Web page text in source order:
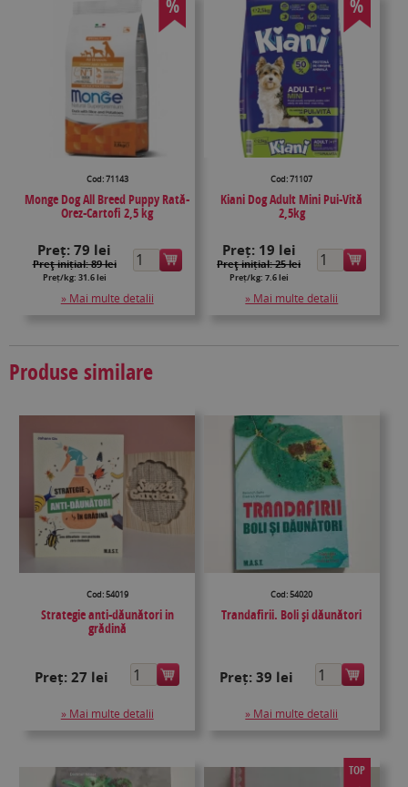
%
Cod: 71143
Monge Dog All Breed Puppy Rată-
Orez-Cartofi 2,5 kg
Preț:79 lei
Preţ inițial: 89 lei
Preț/kg: 31.6 lei
» Mai multe detalii
%
Cod: 71107
Kiani Dog Adult Mini Pui-Vită
2,5kg
Preț: 19 lei
Preţ inițial: 25 lei
Preț/kg: 7.6 lei
» Mai multe detalii
Produse similare
Cod: 54019
Strategie anti-dăunători in
grădină
Preț:27 lei
» Mai multe detalii
Cod: 54020
Trandafirii. Boli și dăunători
Preț: 39 lei
» Mai multe detalii
TOP